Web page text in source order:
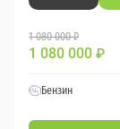
1 080 000 ₽
1 080 000 ₽
Бензин